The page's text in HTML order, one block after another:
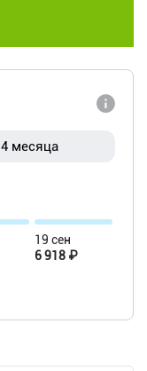
4 месяца
19 сен
6 918 ₽